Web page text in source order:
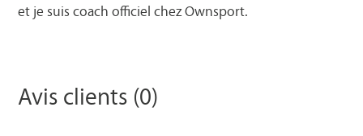
et je suis coach officiel chez Ownsport.
Avis clients (0)